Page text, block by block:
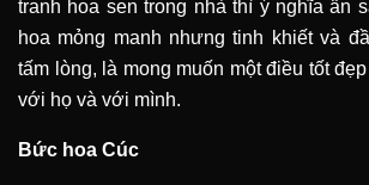
tranh hoa sen trong nhà thì ý nghĩa ẩn
hoa mỏng manh nhưng tinh khiết và
tấm lòng, là mong muốn một điều tốt
với họ và với mình.
Bức hoa Cúc